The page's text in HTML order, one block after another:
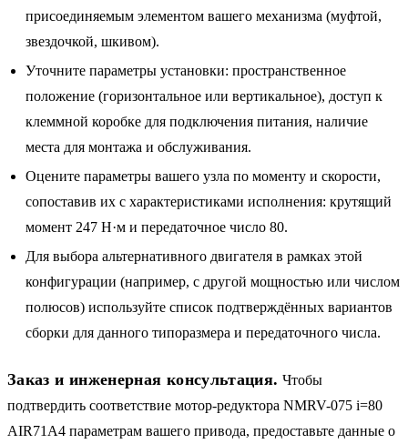
присоединяемым элементом вашего механизма (муфтой,
звездочкой, шкивом).
Уточните параметры установки: пространственное
положение (горизонтальное или вертикальное), доступ к
клеммной коробке для подключения питания, наличие
места для монтажа и обслуживания.
Оцените параметры вашего узла по моменту и скорости,
сопоставив их с характеристиками исполнения: крутящий
момент 247 Н·м и передаточное число 80.
Для выбора альтернативного двигателя в рамках этой
конфигурации (например, с другой мощностью или числом
полюсов) используйте список подтверждённых вариантов
сборки для данного типоразмера и передаточного числа.
Заказ и инженерная консультация. Чтобы
подтвердить соответствие мотор-редуктора NMRV-075 i=80
AIR71A4 параметрам вашего привода, предоставьте данные о